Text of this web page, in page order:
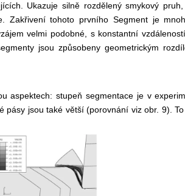
Ukazuje silně rozdělený smykový
Zakřivení tohoto prvního Segment je
velmi podobné, s konstantní
jsou způsobeny geometrickým
aspektech: stupeň segmentace je v
pásy jsou také větší (porovnání viz obr. 9).